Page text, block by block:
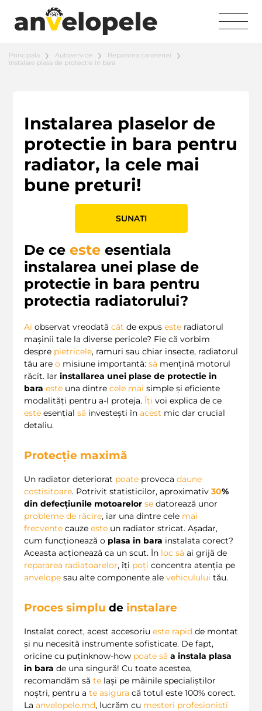
Principala Autoservice
Repararea caroseriei
Instalare plasa de protectie in bara
Instalarea plaselor de
protectie in bara pentru
radiator, la cele mai
bune preturi!
SUNATI
De ce este esentiala
instalarea unei plase de
protectie in bara pentru
protectia radiatorului?
Ai observat vreodată cât de expus este radiatorul
mașinii tale la diverse pericole? Fie că vorbim
despre pietricele, ramuri sau chiar insecte, radiatorul
tău are o misiune importantă: să mențină motorul
răcit. Iar installarea unei plase de protectie in
bara este una dintre cele mai simple și eficiente
modalități pentru a-l proteja. Îți voi explica de ce
este esențial să investești în acest mic dar crucial
detaliu.
Protecție maximă
Un radiator deteriorat poate provoca daune
costisitoare. Potrivit statisticilor, aproximativ 30%
din defecțiunile motoarelor se datorează unor
probleme de răcire, iar una dintre cele mai
frecvente cauze este un radiator stricat. Așadar,
cum funcționează o plasa in bara instalata corect?
Aceasta acționează ca un scut. În loc să ai grijă de
repararea radiatoarelor, îți poți concentra atenția pe
anvelope sau alte componente ale vehiculului tău.
Proces simplu de instalare
Instalat corect, acest accesoriu este rapid de montat
și nu necesită instrumente sofisticate. De fapt,
oricine cu puținknow-how poate să a instala plasa
in bara de una singură! Cu toate acestea,
recomandăm să te lași pe mâinile specialiștilor
noștri, pentru a te asigura că totul este 100% corect.
La anvelopele.md, lucrăm cu mesteri profesionisti